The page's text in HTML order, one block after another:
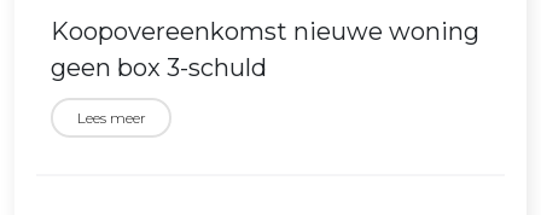
Koopovereenkomst nieuwe woning
geen box 3-schuld
Lees meer